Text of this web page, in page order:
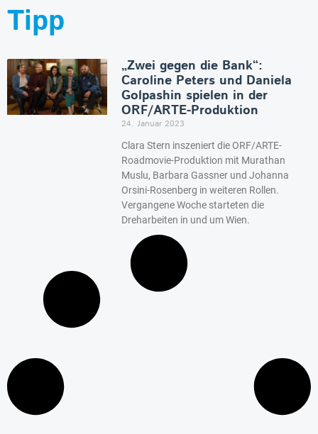
Tipp
„Zwei gegen die Bank“:
Caroline Peters und Daniela
Golpashin spielen in der
ORF/ARTE-Produktion
24. Januar 2023
Clara Stern inszeniert die ORF/ARTE-
Roadmovie-Produktion mit Murathan
Muslu, Barbara Gassner und Johanna
Orsini-Rosenberg in weiteren Rollen.
Vergangene Woche starteten die
Dreharbeiten in und um Wien.